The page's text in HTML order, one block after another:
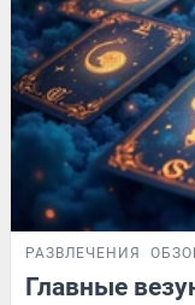
РАЗВЛЕЧЕНИЯ
Главные